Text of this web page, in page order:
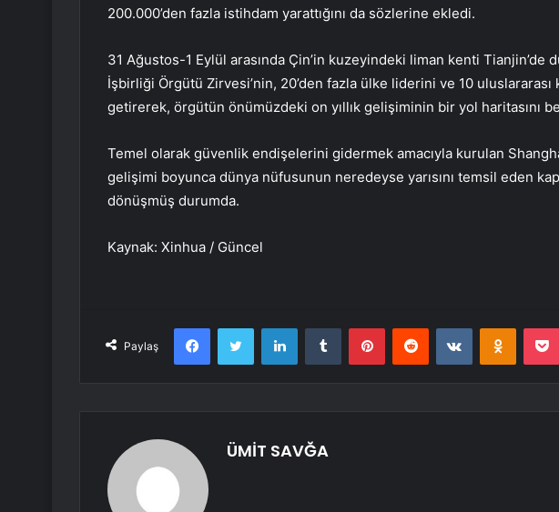
200.000’den fazla istihdam yarattığını da sözlerine ekledi.
31 Ağustos-1 Eylül arasında Çin’in kuzeyindeki liman kenti Tianjin’de
İşbirliği Örgütü Zirvesi’nin, 20’den fazla ülke liderini ve 10 uluslararası
getirerek, örgütün önümüzdeki on yıllık gelişiminin bir yol haritasını
Temel olarak güvenlik endişelerini gidermek amacıyla kurulan
gelişimi boyunca dünya nüfusunun neredeyse yarısını temsil eden
dönüşmüş durumda.
Kaynak: Xinhua / Güncel
Paylaş
FacebookTwitter LinkedInTumblr PinterestReddit VKontakte
ÜMİT SAVĞA